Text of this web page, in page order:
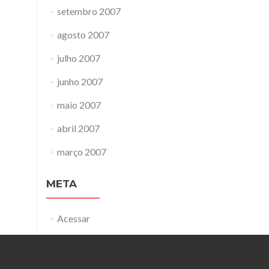
setembro 2007
agosto 2007
julho 2007
junho 2007
maio 2007
abril 2007
março 2007
META
Acessar